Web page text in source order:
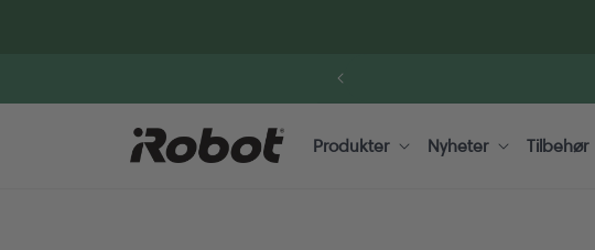
Produkter Nyheter Tilbehør